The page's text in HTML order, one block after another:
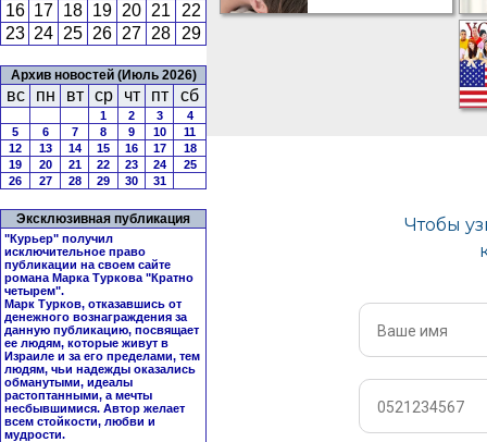
16 17 18 19 20 21
22
23 24 25 26 27 28 29
Архив новостей (Июль 2026)
вс пн вт ср чт пт сб
1 2 3
4
5
6 7 8 9 10
11
12
13 14 15 16 17
18
19
20 21 22 23 24
25
26
27 28 29 30 31
Эксклюзивная публикация
"Курьер" получил
исключительное право
публикации на своем сайте
романа Марка Туркова "Кратно
четырем".
Марк Турков, отказавшись от
денежного вознаграждения за
данную публикацию, посвящает
ее людям, которые живут в
Израиле и за его пределами, тем
людям, чьи надежды оказались
обманутыми, идеалы
растоптанными, а мечты
несбывшимися. Автор желает
всем стойкости, любви и
мудрости.